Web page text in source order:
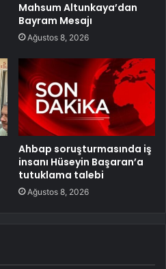
Mahsum Altunkaya’dan
Bayram Mesajı
Ağustos 8, 2026
Ahbap soruşturmasında iş
insanı Hüseyin Başaran’a
tutuklama talebi
Ağustos 8, 2026